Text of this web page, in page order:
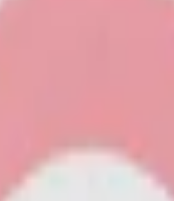
Diskreta prillor med 10,4 mg nikotin.